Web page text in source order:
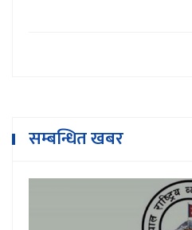
सम्बन्धित खबर